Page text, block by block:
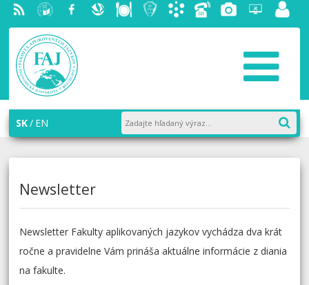
RSS EU v
Bratislave
FacebookSlovenskáStravovanie
ŠtudentskýAkademický
TelefónnyFotogaléria
Helpdesk
SK EN
Newsletter
Newsletter Fakulty aplikovaných jazykov vychádza dva krát
ročne a pravidelne Vám prináša aktuálne informácie z diania
na fakulte.